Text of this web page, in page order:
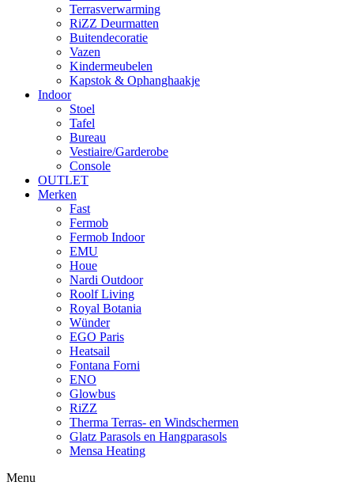
Terrasverwarming
RiZZ Deurmatten
Buitendecoratie
Vazen
Kindermeubelen
Kapstok & Ophanghaakje
Indoor
Stoel
Tafel
Bureau
Vestiaire/Garderobe
Console
OUTLET
Merken
Fast
Fermob
Fermob Indoor
EMU
Houe
Nardi Outdoor
Roolf Living
Royal Botania
Wünder
EGO Paris
Heatsail
Fontana Forni
ENO
Glowbus
RiZZ
Therma Terras- en Windschermen
Glatz Parasols en Hangparasols
Mensa Heating
Menu